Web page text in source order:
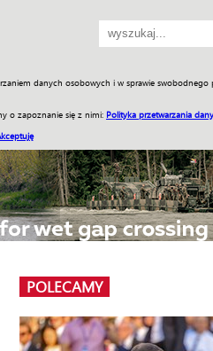
danych osobowych i w sprawie swobodnego
o zapoznanie się z nimi: Polityka przetwarzania
SKLEP Jednodniówki Praca
POLECAMY